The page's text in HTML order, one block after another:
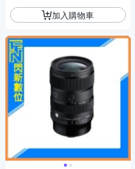
加入購物車